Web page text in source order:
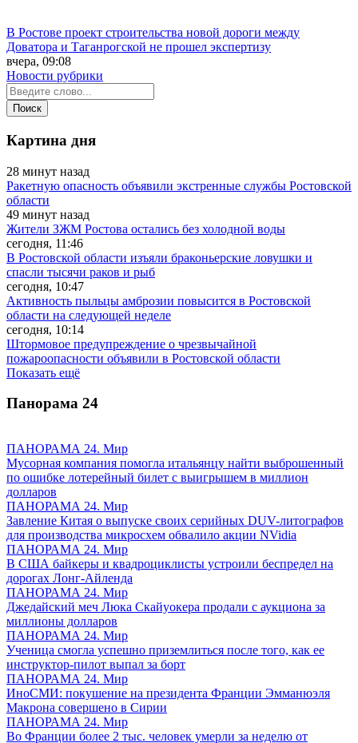
В Ростове проект строительства новой дороги между
Доватора и Таганрогской не прошел экспертизу
вчера, 09:08
Новости рубрики
Картина дня
28 минут назад
Ракетную опасность объявили экстренные службы Ростовской
области
49 минут назад
Жители ЗЖМ Ростова остались без холодной воды
сегодня, 11:46
В Ростовской области изъяли браконьерские ловушки и
спасли тысячи раков и рыб
сегодня, 10:47
Активность пыльцы амброзии повысится в Ростовской
области на следующей неделе
сегодня, 10:14
Штормовое предупреждение о чрезвычайной
пожароопасности объявили в Ростовской области
Показать ещё
Панорама 24
ПАНОРАМА 24. Мир
Мусорная компания помогла итальянцу найти выброшенный
по ошибке лотерейный билет с выигрышем в миллион
долларов
ПАНОРАМА 24. Мир
Завление Китая о выпуске своих серийных DUV-литографов
для производства микросхем обвалило акции NVidia
ПАНОРАМА 24. Мир
В США байкеры и квадроциклисты устроили беспредел на
дорогах Лонг-Айленда
ПАНОРАМА 24. Мир
Джедайский меч Люка Скайуокера продали с аукциона за
миллионы долларов
ПАНОРАМА 24. Мир
Ученица смогла успешно приземлиться после того, как ее
инструктор-пилот выпал за борт
ПАНОРАМА 24. Мир
ИноСМИ: покушение на президента Франции Эмманюэля
Макрона совершено в Сирии
ПАНОРАМА 24. Мир
Во Франции более 2 тыс. человек умерли за неделю от